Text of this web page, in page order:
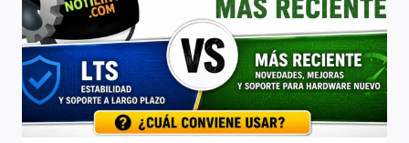
ARCHIVOS
DESDE
LA
TERMINAL